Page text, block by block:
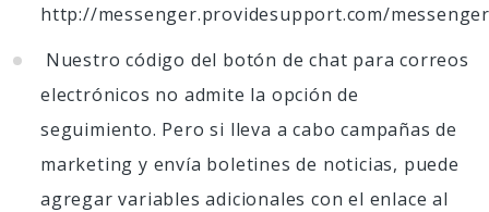
http://messenger.providesupport.com/
Nuestro código del botón de chat para correos
electrónicos no admite la opción de
seguimiento. Pero si lleva a cabo campañas de
marketing y envía boletines de noticias, puede
agregar variables adicionales con el enlace al